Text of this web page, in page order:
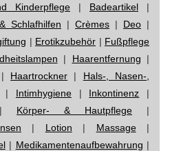
Kinderpflege | Badeartikel |
Schlafhilfen | Crèmes | Deo |
| Erotikzubehör | Fußpflege
| Haarentfernung |
| Haartrockner | Hals-, Nasen-,
| Intimhygiene| Inkontinenz |
Körper- & Hautpflege |
| Lotion | Massage|
| Medikamentenaufbewahrung |